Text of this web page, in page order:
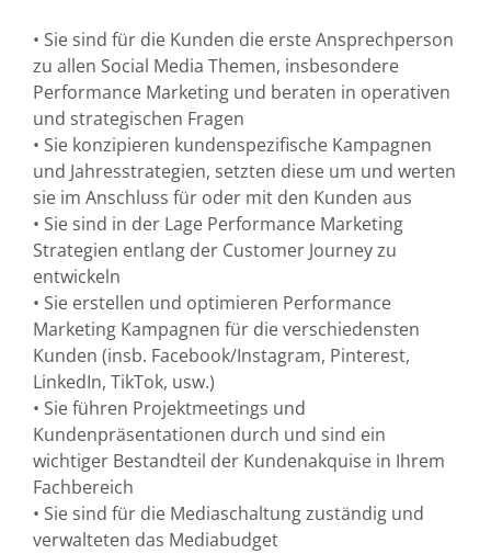
• Sie sind für die Kunden die erste Ansprechperson
zu allen Social Media Themen, insbesondere
Performance Marketing und beraten in operativen
und strategischen Fragen
• Sie konzipieren kundenspezifische Kampagnen
und Jahresstrategien, setzten diese um und werten
sie im Anschluss für oder mit den Kunden aus
• Sie sind in der Lage Performance Marketing
Strategien entlang der Customer Journey zu
entwickeln
• Sie erstellen und optimieren Performance
Marketing Kampagnen für die verschiedensten
Kunden (insb. Facebook/Instagram, Pinterest,
LinkedIn, TikTok, usw.)
• Sie führen Projektmeetings und
Kundenpräsentationen durch und sind ein
wichtiger Bestandteil der Kundenakquise in Ihrem
Fachbereich
• Sie sind für die Mediaschaltung zuständig und
verwalteten das Mediabudget